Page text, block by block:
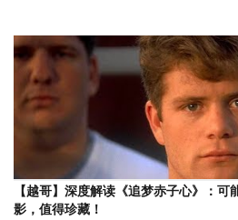
【越哥】深度解读《追梦赤子心》：
影，值得珍藏！